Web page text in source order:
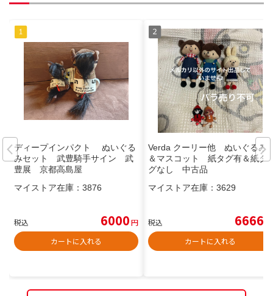
ディープインパクト ぬいぐる
みセット 武豊騎手サイン 武
豊展 京都高島屋
マイストア在庫： 3876
税込 6000円
カートに入れる
Verda クーリー他 ぬいぐるみ
＆マスコット 紙タグ有＆紙タ
グなし 中古品
マイストア在庫： 3629
税込 6666
カートに入れる